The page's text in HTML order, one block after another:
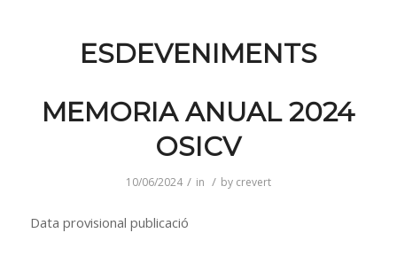
ESDEVENIMENTS
MEMORIA ANUAL 2024
OSICV
10/06/2024 / in / by crevert
Data provisional publicació